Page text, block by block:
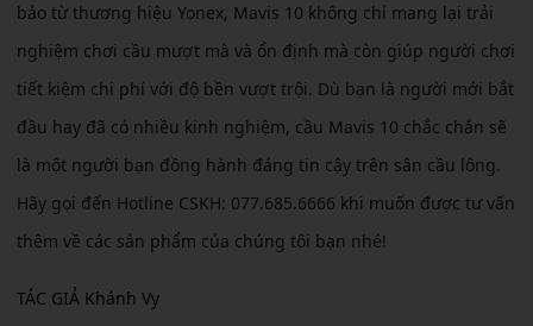
bảo từ thương hiệu Yonex, Mavis 10 không chỉ mang lại trải
nghiệm chơi cầu mượt mà và ổn định mà còn giúp người chơi
tiết kiệm chi phí với độ bền vượt trội. Dù bạn là người mới bắt
đầu hay đã có nhiều kinh nghiệm, cầu Mavis 10 chắc chắn sẽ
là một người bạn đồng hành đáng tin cậy trên sân cầu lông.
Hãy gọi đến Hotline CSKH: 077.685.6666 khi muốn được tư vấn
thêm về các sản phẩm của chúng tôi bạn nhé!
TÁC GIẢ Khánh Vy